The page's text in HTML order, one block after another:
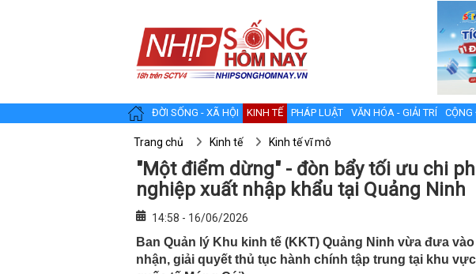
ĐỜI SỐNG - XÃ HỘI KINH TẾ PHÁP LUẬT VĂN HÓA - GIẢI TRÍ
Trang chủ Kinh tế Kinh tế vĩ mô
"Một điểm dừng" - đòn bẩy tối ưu chi
nghiệp xuất nhập khẩu tại Quảng Ninh
14:58 - 16/06/2026
Ban Quản lý Khu kinh tế (KKT) Quảng Ninh vừa đưa
nhận, giải quyết thủ tục hành chính tập trung tại khu